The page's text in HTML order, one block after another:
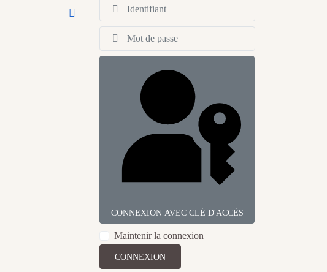
CONNEXION AVEC CLÉ D'ACCÈS
Maintenir la connexion
CONNEXION